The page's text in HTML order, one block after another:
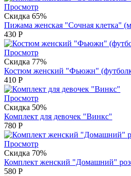
Просмотр
Скидка 65%
Пижама женская "Сочная клетка"
430 Р
Просмотр
Скидка 77%
Костюм женский "Фьюжн"
410 Р
Просмотр
Скидка 50%
Комплект для девочек "Винкс"
780 Р
Просмотр
Скидка 70%
Комплект женский "Домашний"
580 Р